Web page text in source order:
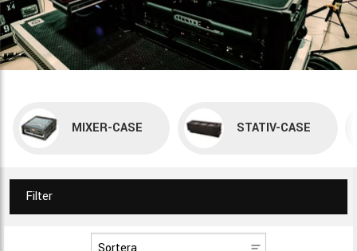
MIXER-CASE STATIV-CASE
Filter